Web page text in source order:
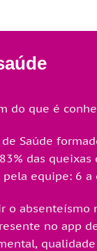
do que é
Saúde
das
equipe: 6
absenteísmo
no app